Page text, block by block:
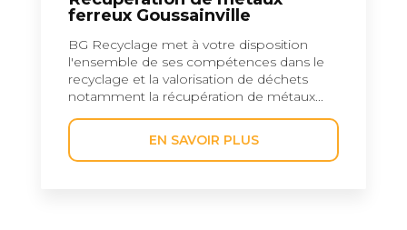
ferreux Goussainville
BG Recyclage met à votre disposition
l'ensemble de ses compétences dans le
recyclage et la valorisation de déchets
notamment la récupération de métaux...
EN SAVOIR PLUS